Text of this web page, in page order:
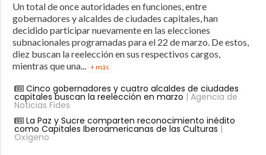
Un total de once autoridades en funciones, entre
gobernadores y alcaldes de ciudades capitales, han
decidido participar nuevamente en las elecciones
subnacionales programadas para el 22 de marzo. De estos,
diez buscan la reelección en sus respectivos cargos,
mientras que una... + más
Cinco gobernadores y cuatro alcaldes de ciudades
capitales buscan la reelección en marzo | Agencia de
Noticias Fides
La Paz y Sucre comparten reconocimiento inédito
como Capitales Iberoamericanas de las Culturas |
Oxígeno